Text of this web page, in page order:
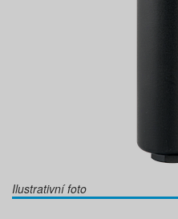
Ilustrativní foto